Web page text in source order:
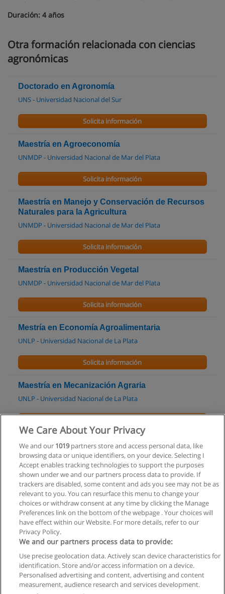
Duración: 4 años
Otra formación relacionada con ciencias
agronómicas
Doctorado en Agronomía
UNS - Universidad Nacional del Sur
Solicita información
Maestría en Agroeconomía
UNMDP - Universidad Nacional de Mar del Plata
Solicita información
Maestría en Manejo y Conservación de Recursos
Naturales para la Agricultura
UNMDP - Universidad Nacional de Mar del Plata
Solicita información
Maestría en Producción Vegetal
UNMDP - Universidad Nacional de Mar del Plata
Solicita información
Mestría en Economía Agroalimentaria
UNLP - Universidad Nacional de La Plata
Solicita información
Maestría en Mecanización Agraria
UNLP - Universidad Nacional de La Plata
Especialización en Economía Agroalimentaria
UNLP - Universidad Nacional de La Plata
Solicita información
Privacidad de datos
Contactar con Educaedu
We Care About Your Privacy
We and our 1019partners store and access personal data, like
browsing data or unique identifiers, on your device. Selecting I
Accept enables tracking technologies to support the purposes
shown under we and our partners process data to provide. If
trackers are disabled, some content and ads you see may not be as
relevant to you. You can resurface this menu to change your
choices or withdraw consent at any time by clicking the Manage
Preferences link on the bottom of the webpage . Your choices will
have effect within our Website. For more details, refer to our
Privacy Policy.
We and our partners process data to provide:
Use precise geolocation data. Actively scan device characteristics for
identification. Store and/or access information on a device.
Personalised advertising and content, advertising and content
measurement, audience research and services development.